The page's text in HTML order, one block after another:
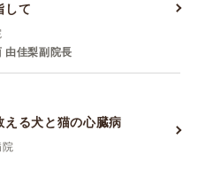
して
由佳梨副院長
える犬と猫の心臓病
院